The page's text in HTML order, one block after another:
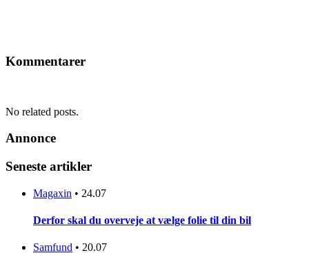
Kommentarer
No related posts.
Annonce
Seneste artikler
Magaxin • 24.07
Derfor skal du overveje at vælge folie til din bil
Samfund • 20.07